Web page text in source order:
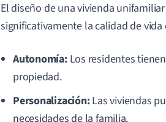
El diseño de una vivienda
significativamente la calidad de vida
Autonomía:Los residentes
propiedad.
Personalización:Las viviendas
necesidades de la familia.